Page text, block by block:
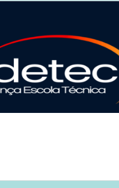
DE 5% NAS COMPRAS
PARCELAMENTO
ATÉ 4X (PARCELA